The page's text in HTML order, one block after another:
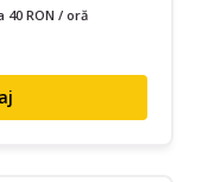
40 RON / oră